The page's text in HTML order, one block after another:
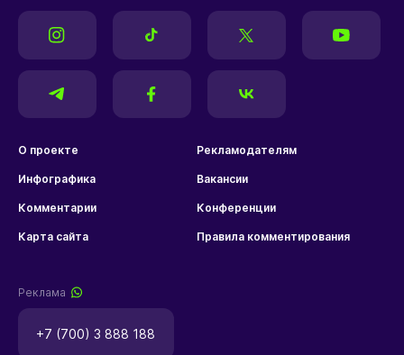
О проекте Рекламодателям
Инфографика Вакансии
Комментарии Конференции
Карта сайта Правила комментирования
Реклама
+7 (700) 3 888 188